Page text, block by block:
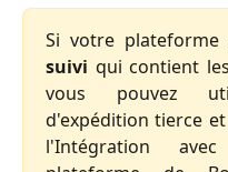
Si votre plateforme
suivi qui contient
vous pouvez
d'expédition tierce
l'Intégration